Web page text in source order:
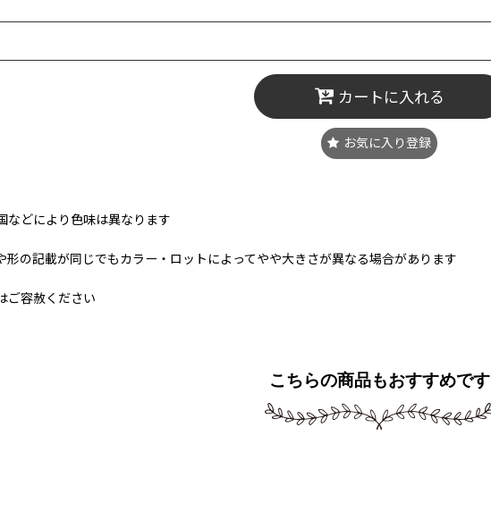
カートに入れる
お気に入り登録
などにより色味は異なります
形の記載が同じでもカラー・ロットによってやや大きさが異なる場合があります
ご容赦ください
こちらの商品もおすすめです